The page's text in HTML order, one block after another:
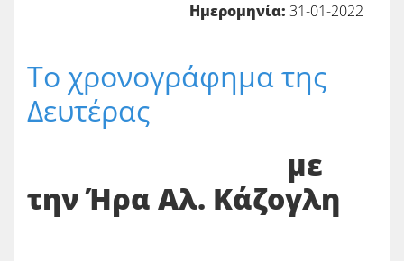
Ημερομηνία: 31-01-2022
Το χρονογράφημα της
Δευτέρας
με
την Ήρα Αλ. Κάζογλη